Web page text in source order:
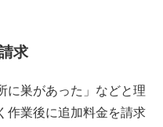
求
に巣があった」などと理
作業後に追加料金を請求